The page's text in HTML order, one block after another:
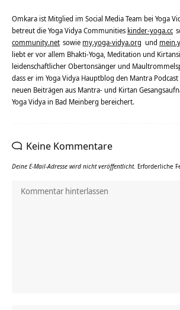
Omkara ist Mitglied im Social Media Team bei Yoga
betreut die Yoga Vidya Communities kinder-yoga.cc
community.net sowie my.yoga-vidya.org und
liebt er vor allem Bhakti-Yoga, Meditation und
leidenschaftlicher Obertonsänger und
dass er im Yoga Vidya Hauptblog den Mantra
neuen Beiträgen aus Mantra- und Kirtan
Yoga Vidya in Bad Meinberg bereichert.
Keine Kommentare
Deine E-Mail-Adresse wird nicht veröffentlicht. Erforderliche